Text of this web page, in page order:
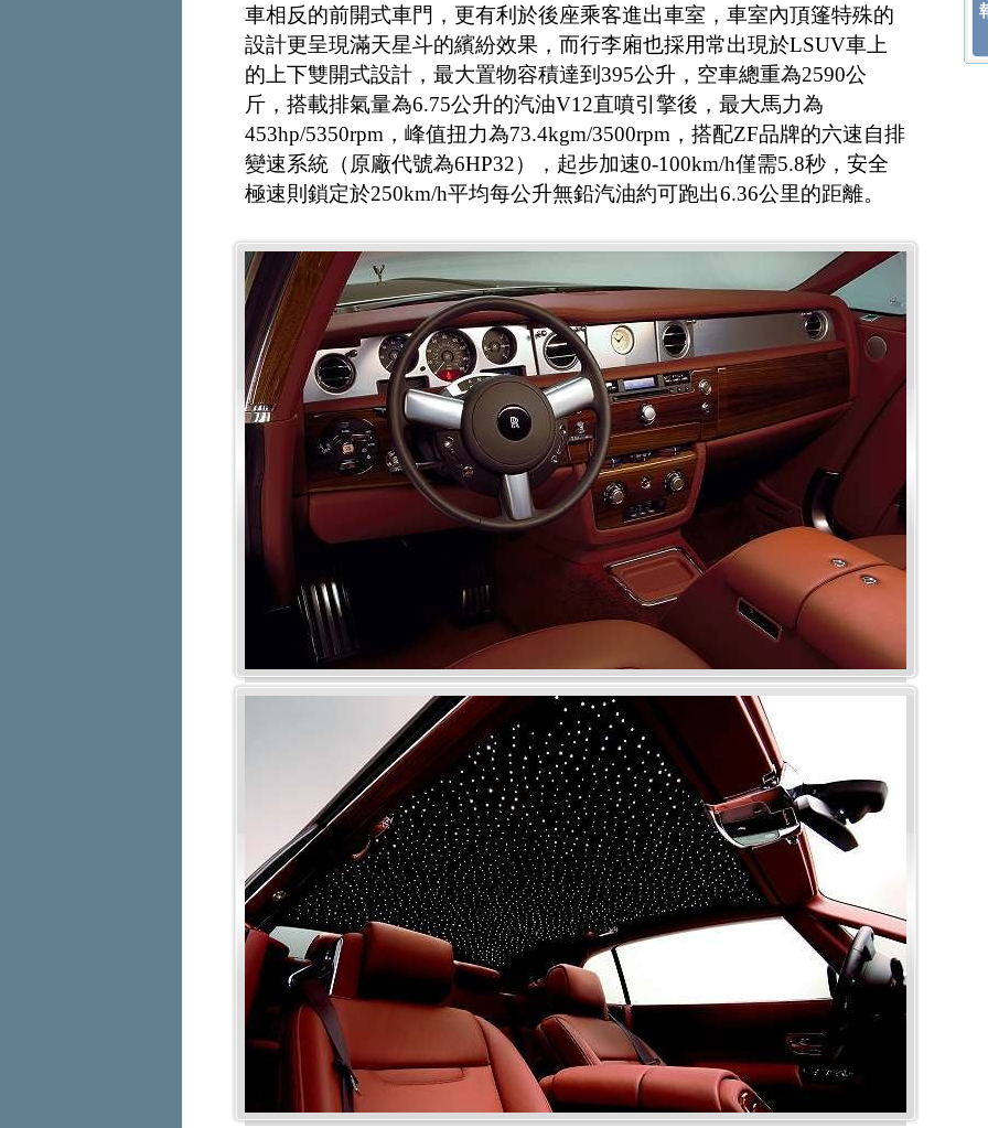
車相反的前開式車門，更有利於後座乘客進出車室，車室內頂篷特殊的
設計更呈現滿天星斗的繽紛效果，而行李廂也採用常出現於LSUV車上
的上下雙開式設計，最大置物容積達到395公升，空車總重為2590公
斤，搭載排氣量為6.75公升的汽油V12直噴引擎後，最大馬力為
453hp/5350rpm，峰值扭力為73.4kgm/3500rpm，搭配ZF品牌的六速自排
變速系統（原廠代號為6HP32），起步加速0-100km/h僅需5.8秒，安全
極速則鎖定於250km/h平均每公升無鉛汽油約可跑出6.36公里的距離。